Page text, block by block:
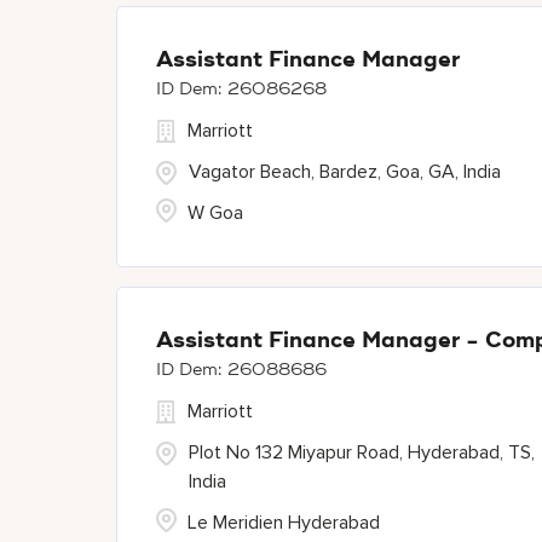
Assistant Finance Manager
26086268
Vagator Beach, Bardez, Goa, GA, India
Marriott
W Goa
Assistant Finance Manager -
26088686
Plot No 132 Miyapur Road, Hyderabad, TS,
India
Marriott
Le Meridien Hyderabad